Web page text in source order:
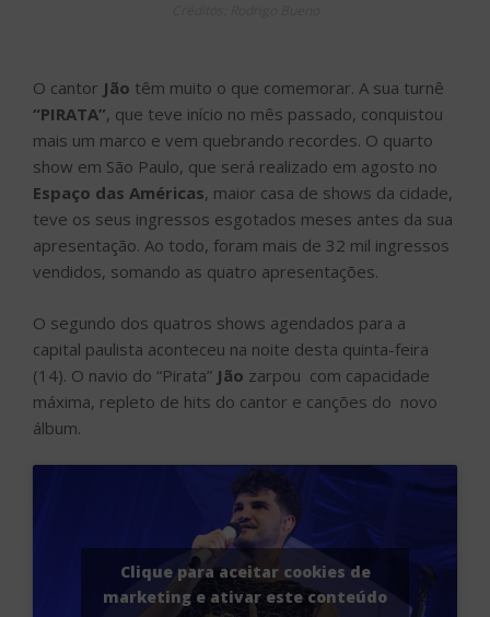
O cantor Jão têm muito o que comemorar. A sua turnê
“PIRATA”, que teve início no mês passado, conquistou
mais um marco e vem quebrando recordes. O quarto
show em São Paulo, que será realizado em agosto no
Espaço das Américas, maior casa de shows da cidade,
teve os seus ingressos esgotados meses antes da sua
apresentação. Ao todo, foram mais de 32 mil ingressos
vendidos, somando as quatro apresentações.
O segundo dos quatros shows agendados para a
capital paulista aconteceu na noite desta quinta-feira
(14). O navio do “Pirata” Jão zarpou com capacidade
máxima, repleto de hits do cantor e canções do novo
álbum.
Clique para aceitar cookies de
marketing e ativar este conteúdo